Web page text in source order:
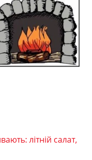
літній салат,